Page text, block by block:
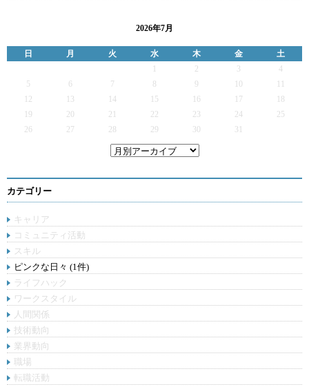
2026年7月
日 月 火 水 木 金
土
2 3
4
5
6 7 9
12
13 14 15 16 17
19
20 21 22 23 24
25
26
27 28 29 30 31
カテゴリー
キャリア
コミュニティ活動
スキル
ピンクな日々 (1件)
ライフハック
ワークスタイル
人間関係
技術動向
業界動向
職場
転職活動